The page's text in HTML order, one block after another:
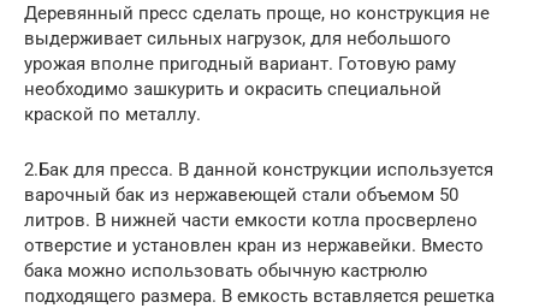
Деревянный пресс сделать проще, но конструкция не
выдерживает сильных нагрузок, для небольшого
урожая вполне пригодный вариант. Готовую раму
необходимо зашкурить и окрасить специальной
краской по металлу.
2.Бак для пресса. В данной конструкции используется
варочный бак из нержавеющей стали объемом 50
литров. В нижней части емкости котла просверлено
отверстие и установлен кран из нержавейки. Вместо
бака можно использовать обычную кастрюлю
подходящего размера. В емкость вставляется решетка